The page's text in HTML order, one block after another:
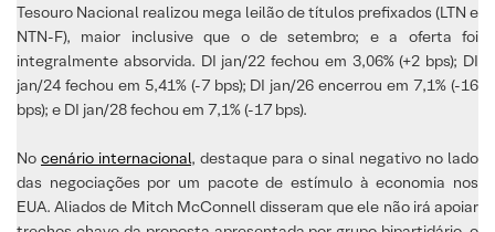
Tesouro Nacional realizou mega leilão de títulos prefixados (LTN e
NTN-F), maior inclusive que o de setembro; e a oferta foi
integralmente absorvida. DI jan/22 fechou em 3,06% (+2 bps); DI
jan/24 fechou em 5,41% (-7 bps); DI jan/26 encerrou em 7,1% (-16
bps); e DI jan/28 fechou em 7,1% (-17 bps).
No cenário internacional, destaque para o sinal negativo no lado
das negociações por um pacote de estímulo à economia nos
EUA. Aliados de Mitch McConnell disseram que ele não irá apoiar